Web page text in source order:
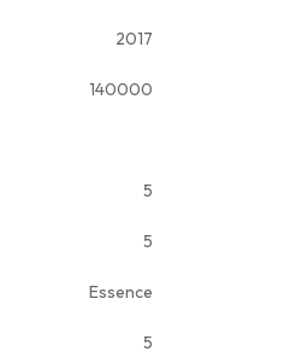
2017
140000
5
5
Essence
5